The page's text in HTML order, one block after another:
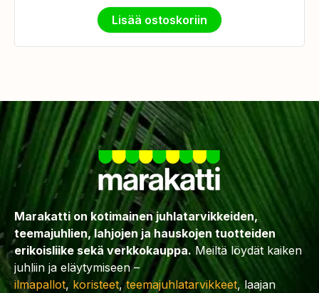
Lisää ostoskoriin
Marakatti on kotimainen juhlatarvikkeiden,
teemajuhlien, lahjojen ja hauskojen tuotteiden
erikoisliike sekä verkkokauppa. Meiltä löydät kaiken
juhliin ja eläytymiseen –
ilmapallot, koristeet,teemajuhlatarvikkeet, laajan